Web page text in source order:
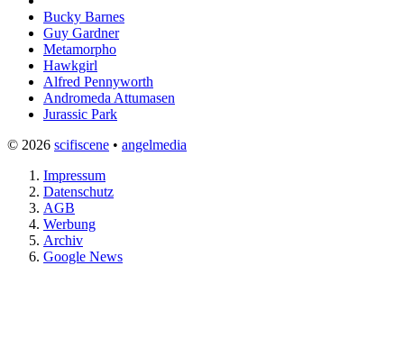
Bucky Barnes
Guy Gardner
Metamorpho
Hawkgirl
Alfred Pennyworth
Andromeda Attumasen
Jurassic Park
© 2026 scifiscene • angelmedia
Impressum
Datenschutz
AGB
Werbung
Archiv
Google News